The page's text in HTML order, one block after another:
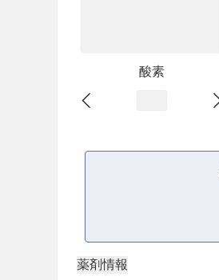
酸素
薬剤情報